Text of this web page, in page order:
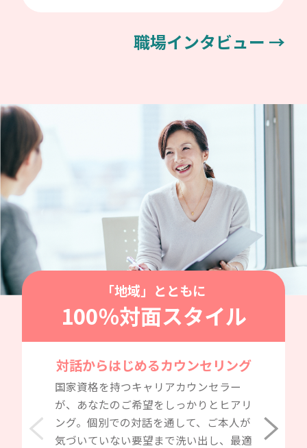
職場インタビュー →
「地域」とともに
100％対面スタイル
対話からはじめるカウンセリング
国家資格を持つキャリアカウンセラー
が、あなたのご希望をしっかりとヒアリ
ング。個別での対話を通して、ご本人が
気づいていない要望まで洗い出し、最適